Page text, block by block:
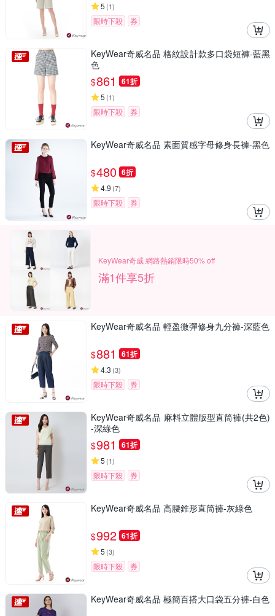
5 (1)
限時下殺 券
KeyWear奇威名品 格紋設計款多口袋短褲-藍黑
色
$861 61折
5 (1)
限時下殺 券
KeyWear奇威名品 素面質感字母修身長褲-黑色
$480 6折
4.9 (7)
限時下殺 券
KeyWear奇威 網路熱銷限時50% off
滿1件享5折
KeyWear奇威名品 輕盈微彈修身九分褲-深藍色
$881 61折
4.3 (3)
限時下殺 券
KeyWear奇威名品 麻料立體版型直筒褲(共2色)
-深綠色
$981 61折
5 (1)
限時下殺 券
KeyWear奇威名品 高腰錐形直筒褲-灰綠色
$992 61折
5 (3)
限時下殺 券
KeyWear奇威名品 極簡百搭大口袋五分褲-白色